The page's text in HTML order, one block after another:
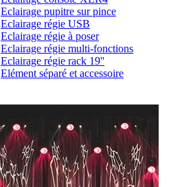
Eclairage pupitre sur pince
Eclairage régie USB
Eclairage régie à poser
Eclairage régie multi-fonctions
Eclairage régie rack 19''
Elément séparé et accessoire